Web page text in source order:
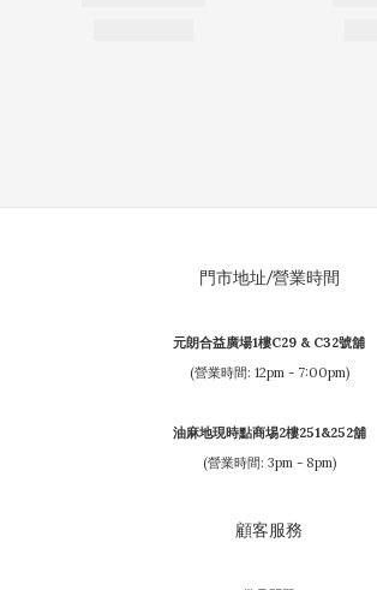
門市地址/營業時間
元朗合益廣場1樓C29 & C32號舖
(營業時間: 12pm - 7:00pm)
油麻地現時點商埸2樓251&252舖
(營業時間: 3pm - 8pm)
顧客服務